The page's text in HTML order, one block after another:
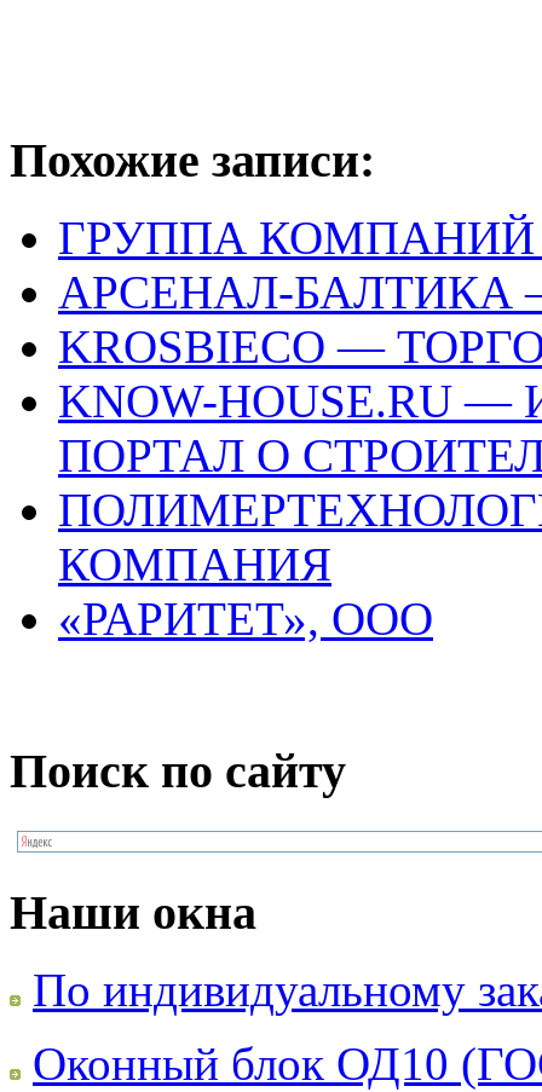
Похожие записи:
ГРУППА
АРСЕНАЛ-
KROSBIECO —
KNOW-
ПОРТАЛ О
КОМПАНИЯ
«РАРИТЕТ», ООО
Поиск по сайту
Наши окна
По индивидуальному
Оконный блок ОД10